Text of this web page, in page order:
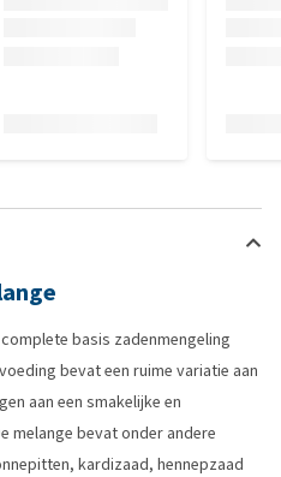
basis zadenmengeling
bevat een ruime variatie aan
aan een smakelijke en
melange bevat onder andere
kardizaad, hennepzaad